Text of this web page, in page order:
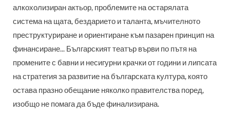
алкохолизиран актьор, проблемите на остарялата
система на щата, бездарието и таланта, мъчителното
преструктуриране и ориентиране към пазарен принцип на
финансиране... Българският театър върви по пътя на
промените с бавни и несигурни крачки от години и липсата
на стратегия за развитие на българската култура, която
остава празно обещание няколко правителства поред,
изобщо не помага да бъде финализирана.